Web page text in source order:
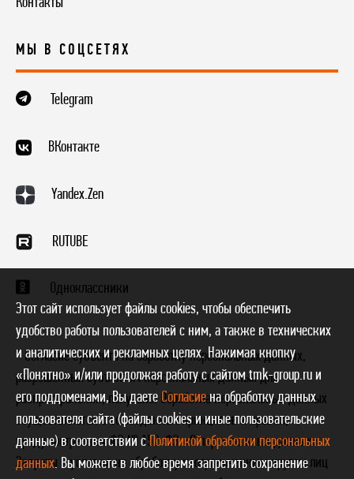
МЫ В СОЦСЕТЯХ
Telegram
ВКонтакте
Yandex.Zen
RUTUBE
Одноклассники
* Согласие субъекта на обработку персональных данных,
разрешенных субъектом персональных данных для
распространения, получено. Обработка персональных данных
осуществляется с соблюдением принципов и правил,
предусмотренных ФЗ № 152-ФЗ «О персональных данных».
Запреты и условия на обработку неограниченным кругом лиц
Этот сайт использует файлы cookies, чтобы обеспечить
удобство работы пользователей с ним, а также в технических
и аналитических и рекламных целях. Нажимая кнопку
«Понятно» и/или продолжая работу с сайтом tmk-group.ru и
его поддоменами, Вы даете Согласиена обработку данных
пользователя сайта (файлы cookies и иные пользовательские
данные) в соответствии сПолитикой обработки персональных
данных. Вы можете в любое время запретить сохранение